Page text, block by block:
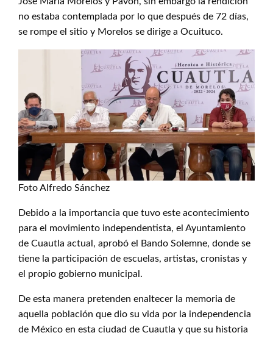
no estaba contemplada por lo que después de 72 días,
se rompe el sitio y Morelos se dirige a Ocuituco.
Foto Alfredo Sánchez
Debido a la importancia que tuvo este acontecimiento
para el movimiento independentista, el Ayuntamiento
de Cuautla actual, aprobó el Bando Solemne, donde se
tiene la participación de escuelas, artistas, cronistas y
el propio gobierno municipal.
De esta manera pretenden enaltecer la memoria de
aquella población que dio su vida por la independencia
de México en esta ciudad de Cuautla y que su historia